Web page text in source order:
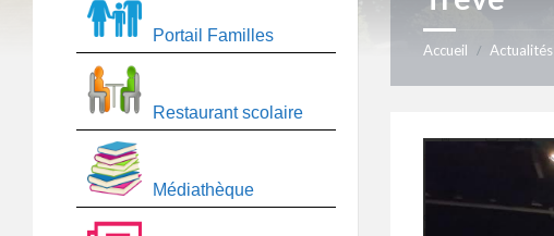
Accueil / Actualités
Portail Familles
Restaurant scolaire
Médiathèque